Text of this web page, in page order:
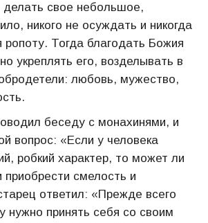
делать свое небольшое,
никого не осуждать и никогда
ропоту. Тогда благодать Божия
укреплять его, возделывать в
любовь, мужество,
беседу с монахинями, и
вопрос: «Если у человека
робкий характер, то может ли
приобрести смелость и
ответил: «Прежде всего
нужно принять себя со своим